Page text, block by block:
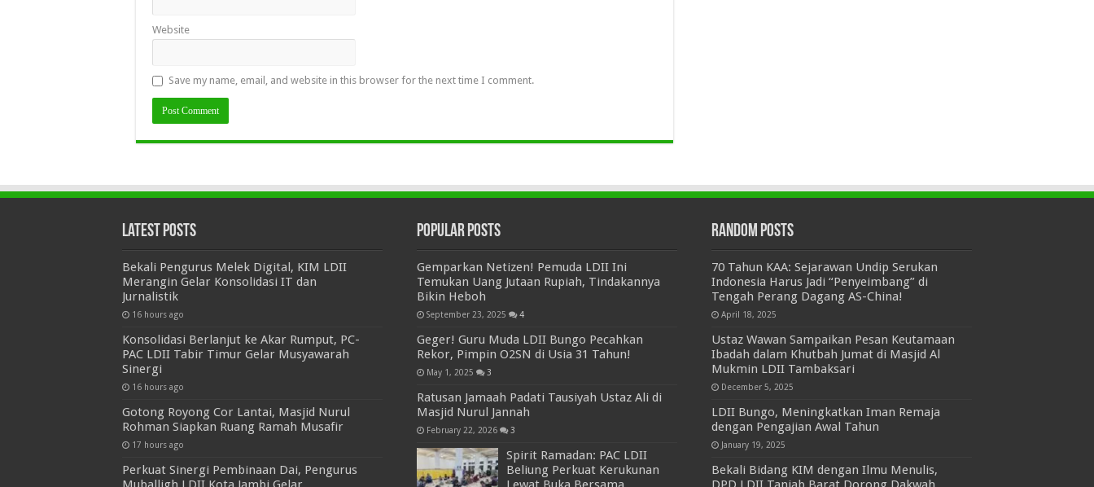
Website
Save my name, email, and website in this browser for the next time I comment.
Latest Posts
Bekali Pengurus Melek Digital, KIM LDII
Merangin Gelar Konsolidasi IT dan
Jurnalistik
16 hours ago
Konsolidasi Berlanjut ke Akar Rumput, PC-
PAC LDII Tabir Timur Gelar Musyawarah
Sinergi
16 hours ago
Gotong Royong Cor Lantai, Masjid Nurul
Rohman Siapkan Ruang Ramah Musafir
17 hours ago
Perkuat Sinergi Pembinaan Dai, Pengurus
Popular Posts
Gemparkan Netizen! Pemuda LDII Ini
Temukan Uang Jutaan Rupiah, Tindakannya
Bikin Heboh
September 23, 2025 4
Geger! Guru Muda LDII Bungo Pecahkan
Rekor, Pimpin O2SN di Usia 31 Tahun!
May 1, 2025 3
Ratusan Jamaah Padati Tausiyah Ustaz Ali di
Masjid Nurul Jannah
February 22, 2026 3
Spirit Ramadan: PAC LDII
Beliung Perkuat Kerukunan
Random Posts
70 Tahun KAA: Sejarawan Undip Serukan
Indonesia Harus Jadi “Penyeimbang” di
Tengah Perang Dagang AS-China!
April 18, 2025
Ustaz Wawan Sampaikan Pesan Keutamaan
Ibadah dalam Khutbah Jumat di Masjid Al
Mukmin LDII Tambaksari
December 5, 2025
LDII Bungo, Meningkatkan Iman Remaja
dengan Pengajian Awal Tahun
January 19, 2025
Bekali Bidang KIM dengan Ilmu Menulis,